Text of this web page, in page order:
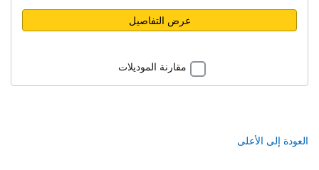
عرض التفاصيل
مقارنة الموديلات
العودة إلى الأعلى